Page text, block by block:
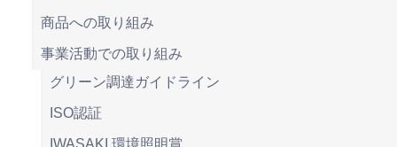
商品への取り組み
事業活動での取り組み
グリーン調達ガイドライン
ISO認証